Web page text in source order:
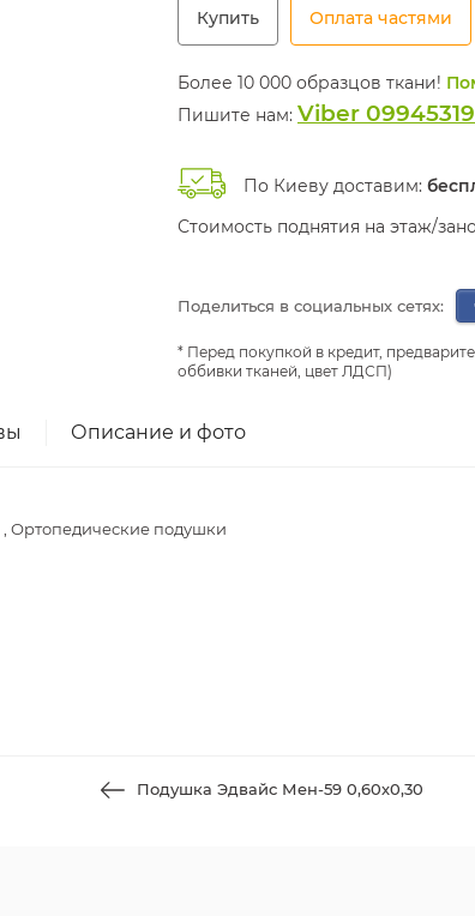
Купить Оплата частями
Более 10 000 образцов ткани!
Пишите нам: Viber
По Киеву доставим:
Стоимость поднятия на этаж/
Поделиться в социальных сетях:
Перед покупкой в кредит,
оббивки тканей, цвет ЛДСП)
Описание и фото
, Ортопедические подушки
Подушка Эдвайс Мен-59 0,60х0,30